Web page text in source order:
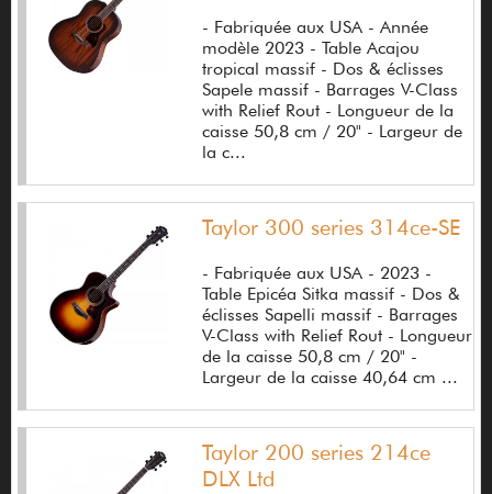
DOD
Dogal
Drawmer
Druet François
Dsm Humboldt
Dugain
- Fabriquée aux USA - Année
modèle 2023 - Table Acajou
tropical massif - Dos & éclisses
Sapele massif - Barrages V-Class
with Relief Rout - Longueur de la
caisse 50,8 cm / 20" - Largeur de
la c...
Taylor 300 series 314ce-SE
- Fabriquée aux USA - 2023 -
Table Epicéa Sitka massif - Dos &
éclisses Sapelli massif - Barrages
V-Class with Relief Rout - Longueur
de la caisse 50,8 cm / 20" -
Largeur de la caisse 40,64 cm ...
Taylor 200 series 214ce
DLX Ltd